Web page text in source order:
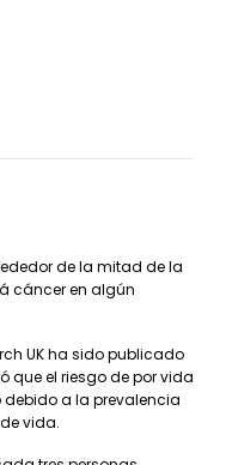
de la mitad de la
cáncer en algún
UK ha sido publicado
que el riesgo de por vida
a la prevalencia
vida.